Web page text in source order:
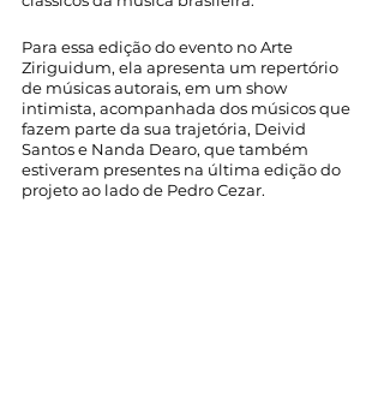
Para essa edição do evento no Arte
Ziriguidum, ela apresenta um repertório
de músicas autorais, em um show
intimista, acompanhada dos músicos que
fazem parte da sua trajetória, Deivid
Santos e Nanda Dearo, que também
estiveram presentes na última edição do
projeto ao lado de Pedro Cezar.